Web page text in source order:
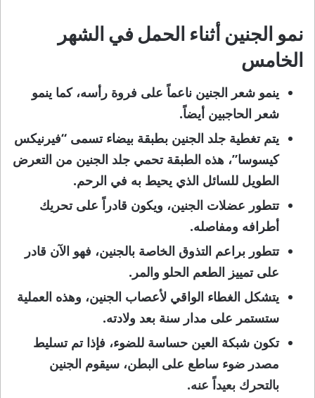
نمو الجنين أثناء الحمل في الشهر
الخامس
ينمو شعر الجنين ناعماً على فروة رأسه، كما ينمو
شعر الحاجبين أيضاً.
يتم تغطية جلد الجنين بطبقة بيضاء تسمى “فيرنيكس
كيسوسا”، هذه الطبقة تحمي جلد الجنين من التعرض
الطويل للسائل الذي يحيط به في الرحم.
تتطور عضلات الجنين، ويكون قادراً على تحريك
أطرافه ومفاصله.
تتطور براعم التذوق الخاصة بالجنين، فهو الآن قادر
على تمييز الطعم الحلو والمر.
يتشكل الغطاء الواقي لأعصاب الجنين، وهذه العملية
ستستمر على مدار سنة بعد ولادته.
تكون شبكة العين حساسة للضوء، فإذا تم تسليط
مصدر ضوء ساطع على البطن، سيقوم الجنين
بالتحرك بعيداً عنه.